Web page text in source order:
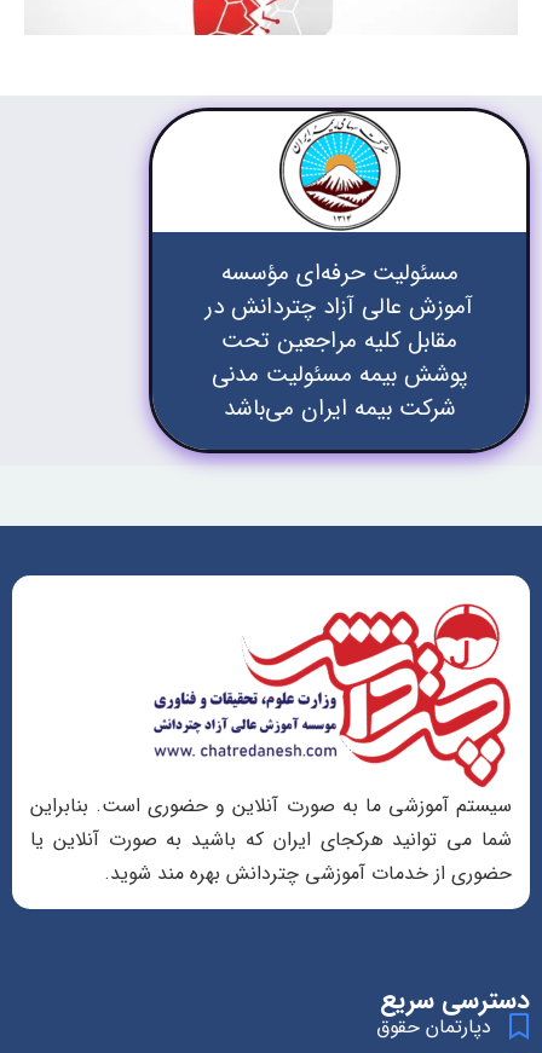
مسئولیت حرفه‌ای مؤسسه
آموزش عالی آزاد چتردانش در
مقابل کلیه مراجعین تحت
پوشش بیمه مسئولیت مدنی
شرکت بیمه ایران می‌باشد
سیستم آموزشی ما به صورت آنلاین و حضوری است. بنابراین
شما می توانید هرکجای ایران که باشید به صورت آنلاین یا
حضوری از خدمات آموزشی چتردانش بهره مند شوید.
دسترسی سریع
دپارتمان حقوق